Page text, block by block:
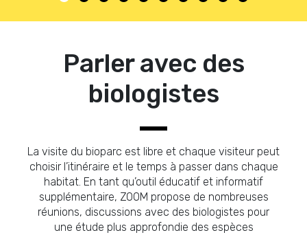
Parler avec des
biologistes
La visite du bioparc est libre et chaque visiteur peut
choisir l’itinéraire et le temps à passer dans chaque
habitat. En tant qu’outil éducatif et informatif
supplémentaire, ZOOM propose de nombreuses
réunions, discussions avec des biologistes pour
une étude plus approfondie des espèces